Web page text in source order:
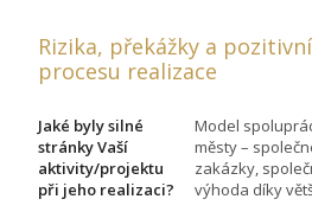
Rizika, překážky a
procesu realizace
Jaké byly silné
stránky Vaší
aktivity/projektu
při jeho realizaci?
Model
městy –
zakázky,
výhoda díky